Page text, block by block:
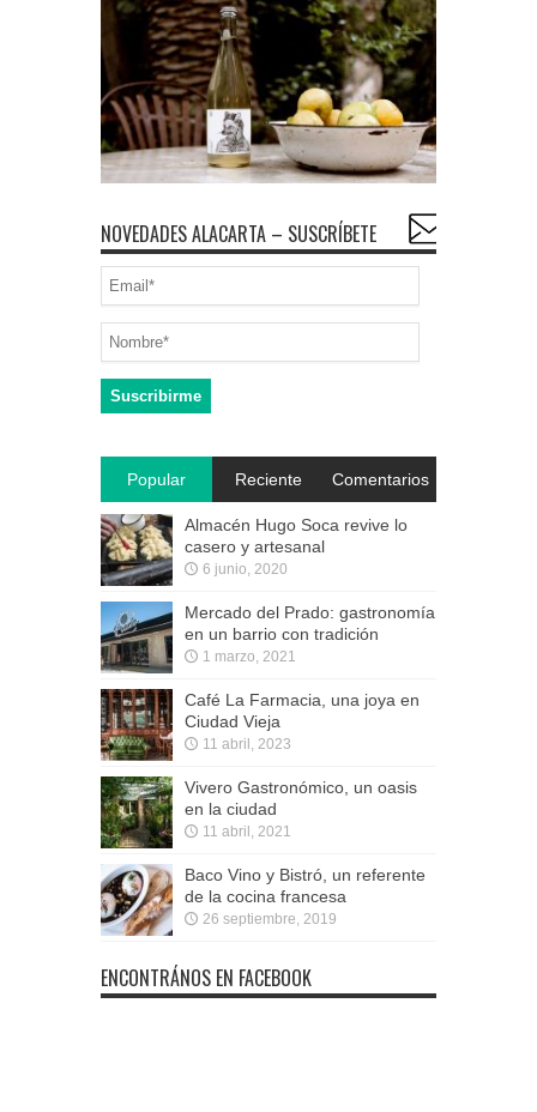
NOVEDADES ALACARTA – SUSCRÍBETE
Popular Reciente Comentarios
Almacén Hugo Soca revive lo
casero y artesanal
6 junio, 2020
Mercado del Prado: gastronomía
en un barrio con tradición
1 marzo, 2021
Café La Farmacia, una joya en
Ciudad Vieja
11 abril, 2023
Vivero Gastronómico, un oasis
en la ciudad
11 abril, 2021
Baco Vino y Bistró, un referente
de la cocina francesa
26 septiembre, 2019
ENCONTRÁNOS EN FACEBOOK